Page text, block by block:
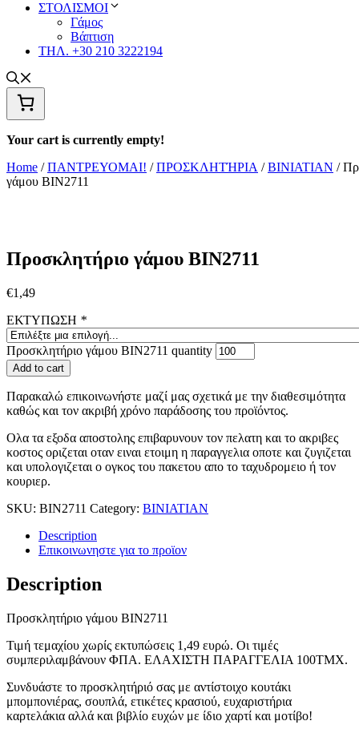
ΣΤΟΛΙΣΜΟΙ
Γάμος
Βάπτιση
ΤΗΛ. +30 210 3222194
Your cart is currently empty!
Home /ΠΑΝΤΡΕΥΟΜΑΙ! /ΠΡΟΣΚΛΗΤΉΡΙΑ /BINIATIAN /
γάμου ΒΙΝ2711
Προσκλητήριο γάμου ΒΙΝ2711
€1,49
ΕΚΤΥΠΩΣΗ *
Προσκλητήριο γάμου ΒΙΝ2711 quantity
Add to cart
Παρακαλώ επικοινωνήστε μαζί μας σχετικά με την διαθεσιμότητα
καθώς και τον ακριβή χρόνο παράδοσης του προϊόντος.
Ολα τα εξοδα αποστολης επιβαρυνουν τον πελατη και το ακριβες
κοστος οριζεται οταν ειναι ετοιμη η παραγγελια οποτε και ζυγιζεται
και υπολογιζεται ο ογκος του πακετου απο το ταχυδρομειο ή τον
κουριερ.
SKU: BIN2711 Category: BINIATIAN
Description
Επικοινωνηστε για το προϊoν
Description
Προσκλητήριο γάμου ΒΙΝ2711
Τιμή τεμαχίου χωρίς εκτυπώσεις 1,49 ευρώ. Οι τιμές
συμπεριλαμβάνουν ΦΠΑ. ΕΛΑΧΙΣΤΗ ΠΑΡΑΓΓΕΛΙΑ 100ΤΜΧ.
Συνδυάστε το προσκλητήριό σας με αντίστοιχο κουτάκι
μπομπονιέρας, σουπλά, ετικέτες κρασιού, ευχαριστήρια
καρτελάκια αλλά και βιβλίο ευχών με ίδιο χαρτί και μοτίβο!